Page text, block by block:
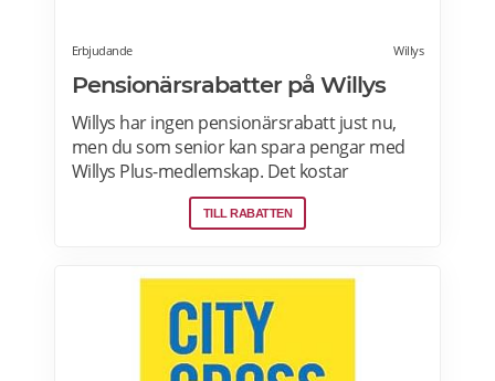
Erbjudande Willys
Pensionärsrabatter på Willys
Willys har ingen pensionärsrabatt just nu,
men du som senior kan spara pengar med
Willys Plus-medlemskap. Det kostar
ingenting att bli Willys Plus-kund. Med Willys
Plus får du fler och bättre erbjudanden med
TILL RABATTEN